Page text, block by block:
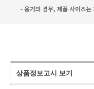
상품정보고시 보기